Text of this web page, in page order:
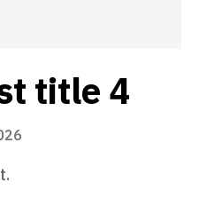
title 4